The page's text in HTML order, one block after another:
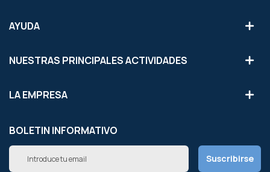
AYUDA
NUESTRAS PRINCIPALES ACTIVIDADES
LA EMPRESA
BOLETIN INFORMATIVO
Inscríbete
Suscribirse